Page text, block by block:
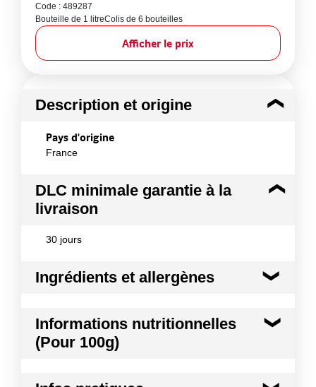
Code : 489287
Bouteille de 1 litreColis de 6 bouteilles
Afficher le prix
Description et origine
Pays d'origine
France
DLC minimale garantie à la
livraison
30 jours
Ingrédients et allergènes
Jus de pomme
Conformément aux informations transmises
Informations nutritionnelles
(Pour 100g)